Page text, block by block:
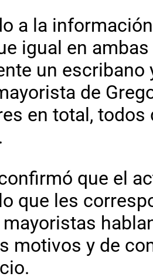
a la
igual en
un
de
en total,
que el
que les
motivos y de